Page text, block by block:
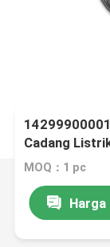
Cadang
MOQ：1 pc